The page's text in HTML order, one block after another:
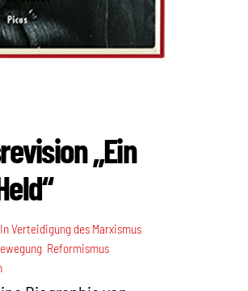
„Ein
In Verteidigung des Marxismus,
, Reformismus,